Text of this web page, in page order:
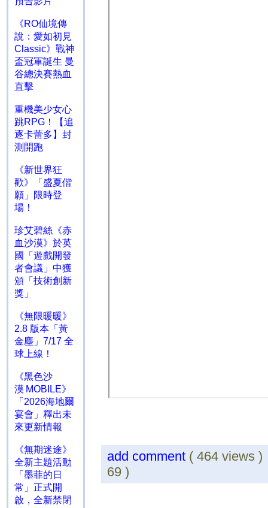
《RO仙境傳
說：愛如初見
Classic》戰神
盃冠軍誕生 曼
谷總決賽熱血
直擊
重機美少女心
跳RPG！【追
逐卡蕾多】封
測開跑
《新世界狂
歡》「盛夏偕
願」限時登
場！
珍艾碧絲《赤
血沙漠》於英
國「遊戲開發
者會議」中獲
頒「技術創新
獎」
《無限暖暖》
2.8 版本「黃
金塵」7/17 全
球上線！
《黑色沙
漠 MOBILE》
「2026海地爾
宴會」釋出未
來更新情報
《無期迷途》
全新主題活動
「墨菲的日
常」正式開
啟，全新禁閉
add comment ( 464
69 )